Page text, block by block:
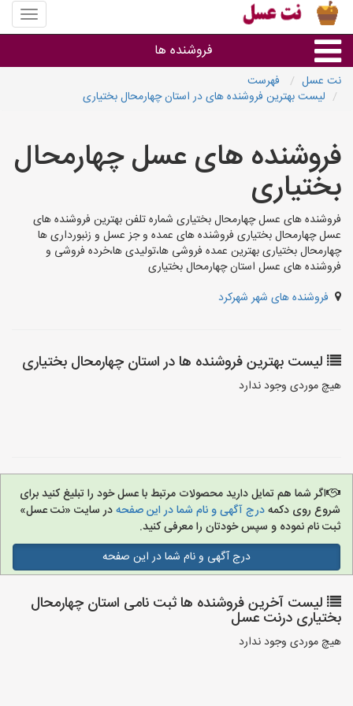
منوی
سایت
عسل
فروشنده ها
گروه ها
نت عسل
فهرست
لیست بهترین فروشنده های در استان چهارمحال بختیاری
فروشنده های عسل چهارمحال
بختیاری
فروشنده های عسل چهارمحال بختیاری شماره تلفن بهترین فروشنده های
عسل چهارمحال بختیاری فروشنده های عمده و جز عسل و زنبورداری ها
چهارمحال بختیاری بهترین عمده فروشی ها،تولیدی ها،خرده فروشی و
فروشنده های عسل استان چهارمحال بختیاری
فروشنده های شهر شهرکرد
لیست بهترین فروشنده ها در استان چهارمحال بختیاری
هیچ موردی وجود ندارد
اگر شما هم تمایل دارید محصولات مرتبط با عسل خود را تبلیغ کنید برای
شروع روی دکمهدرج آگهی و نام شما در این صفحهدر سایت «نت عسل»
ثبت نام نموده و سپس خودتان را معرفی کنید.
درج آگهی و نام شما در این صفحه
لیست آخرین فروشنده ها ثبت نامی استان چهارمحال
بختیاری درنت عسل
هیچ موردی وجود ندارد